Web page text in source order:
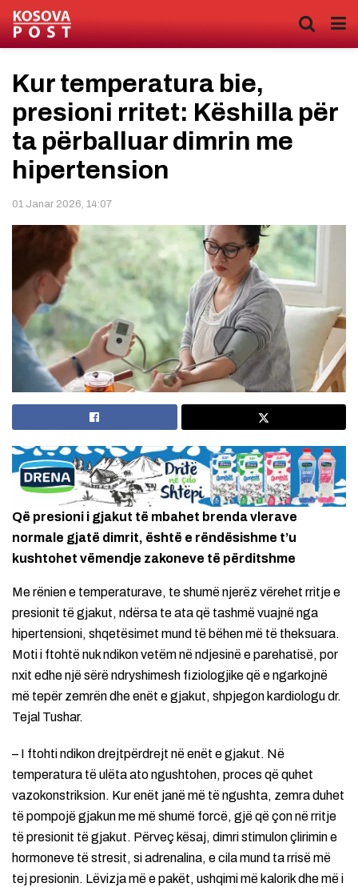
Kur temperatura bie,
presioni rritet: Këshilla për
ta përballuar dimrin me
hipertension
01 Janar 2026, 14:07
Që presioni i gjakut të mbahet brenda vlerave
normale gjatë dimrit, është e rëndësishme t’u
kushtohet vëmendje zakoneve të përditshme
Me rënien e temperaturave, te shumë njerëz vërehet rritje e
presionit të gjakut, ndërsa te ata që tashmë vuajnë nga
hipertensioni, shqetësimet mund të bëhen më të theksuara.
Moti i ftohtë nuk ndikon vetëm në ndjesinë e parehatisë, por
nxit edhe një sërë ndryshimesh fiziologjike që e ngarkojnë
më tepër zemrën dhe enët e gjakut, shpjegon kardiologu dr.
Tejal Tushar.
– I ftohti ndikon drejtpërdrejt në enët e gjakut. Në
temperatura të ulëta ato ngushtohen, proces që quhet
vazokonstriksion. Kur enët janë më të ngushta, zemra duhet
të pompojë gjakun me më shumë forcë, gjë që çon në rritje
të presionit të gjakut. Përveç kësaj, dimri stimulon çlirimin e
hormoneve të stresit, si adrenalina, e cila mund ta rrisë më
tej presionin. Lëvizja më e pakët, ushqimi më kalorik dhe më i